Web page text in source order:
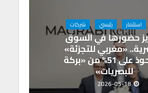
استثمار رئيسي شركات
حضورها في السوق
«مغربي للتجزئة»
تستحوذ على 51% من «بركة
للبصريات»
2026-05-18